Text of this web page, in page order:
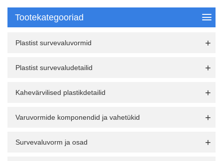
Tootekategooriad
Plastist survevaluvormid
Plastist survevaludetailid
Kahevärvilised plastikdetailid
Varuvormide komponendid ja vahetükid
Survevaluvorm ja osad